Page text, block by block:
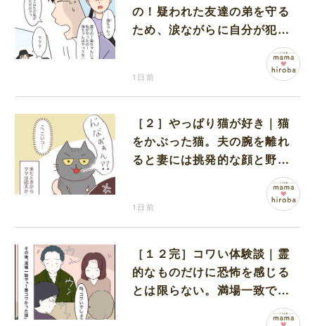
の！疑われた友達の弟を守る
ため、涙ながらに自分が犯人
1日前
［２］やっぱり猫が好き｜猫
をかぶった猫。夫の腕を離れ
ると妻には挑発的な顔と野太
1日前
［１２完］コワい体験談｜霊
的なものだけに恐怖を感じる
とは限らない。満場一致でコ
ワいと認定された意外な体験